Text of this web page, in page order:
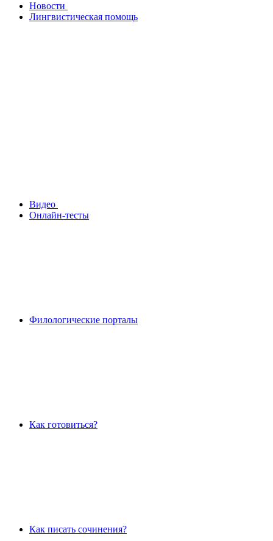
Новости
Лингвистическая помощь
Видео
Онлайн-тесты
Филологические порталы
Как готовиться?
Как писать сочинения?